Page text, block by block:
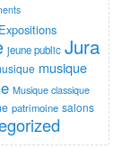
Expositions
jeune public Jura
musique
Musique classique
patrimoine salons